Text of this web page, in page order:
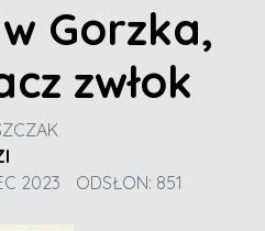
Gorzka,
zwłok
2023
ODSŁON: 851